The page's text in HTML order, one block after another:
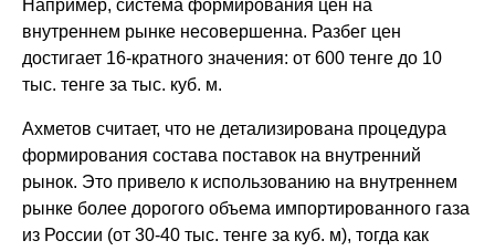
Например, система формирования цен на
внутреннем рынке несовершенна. Разбег цен
достигает 16-кратного значения: от 600 тенге до 10
тыс. тенге за тыс. куб. м.
Ахметов считает, что не детализирована процедура
формирования состава поставок на внутренний
рынок. Это привело к использованию на внутреннем
рынке более дорогого объема импортированного газа
из России (от 30-40 тыс. тенге за куб. м), тогда как